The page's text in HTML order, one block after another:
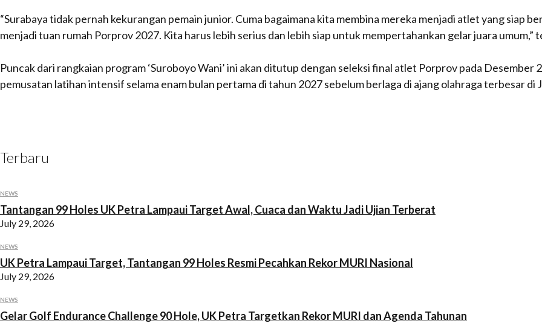
“Surabaya tidak pernah kekurangan pemain junior. Cuma bagaimana kita membina mereka menjadi atlet yang siap
menjadi tuan rumah Porprov 2027. Kita harus lebih serius dan lebih siap untuk mempertahankan gelar juara umum,”
Puncak dari rangkaian program ‘Suroboyo Wani’ ini akan ditutup dengan seleksi final atlet Porprov pada
pemusatan latihan intensif selama enam bulan pertama di tahun 2027 sebelum berlaga di ajang olahraga terbesar di
Terbaru
NEWS
Tantangan 99 Holes UK Petra Lampaui Target Awal, Cuaca dan Waktu Jadi Ujian Terberat
July 29, 2026
NEWS
UK Petra Lampaui Target, Tantangan 99 Holes Resmi Pecahkan Rekor MURI Nasional
July 29, 2026
NEWS
Gelar Golf Endurance Challenge 90 Hole, UK Petra Targetkan Rekor MURI dan Agenda Tahunan